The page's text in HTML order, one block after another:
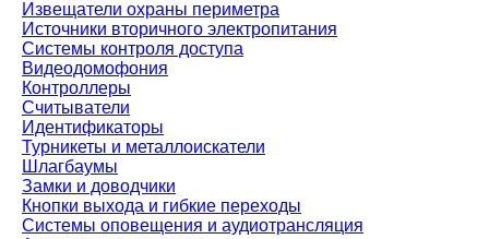
Извещатели охраны периметра
Источники вторичного электропитания
Системы контроля доступа
Видеодомофония
Контроллеры
Считыватели
Идентификаторы
Турникеты и металлоискатели
Шлагбаумы
Замки и доводчики
Кнопки выхода и гибкие переходы
Системы оповещения и аудиотрансляция